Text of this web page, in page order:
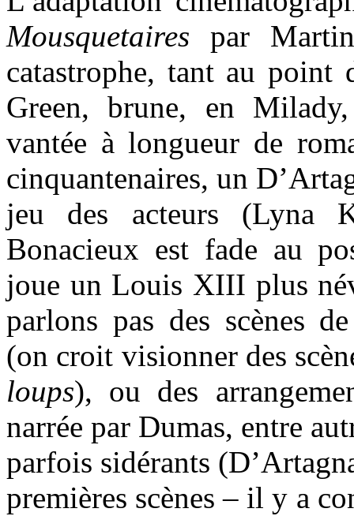
Mousquetaires par
catastrophe, tant au point
Green, brune, en
vantée à longueur de
cinquantenaires, un
jeu des acteurs (Lyna
Bonacieux est fade au
joue un Louis XIII plus
parlons pas des scènes
(on croit visionner des
loups), ou des
narrée par Dumas, entre
parfois sidérants
premières scènes – il y a